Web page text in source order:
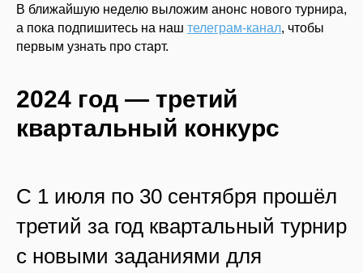
В ближайшую неделю выложим анонс нового турнира,
а пока подпишитесь на наш телеграм-канал, чтобы
первым узнать про старт.
2024 год — третий
квартальный конкурс
С 1 июля по 30 сентября прошёл
третий за год квартальный турнир
с новыми заданиями для